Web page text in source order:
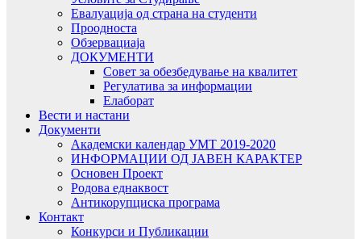
Евалуација од страна на студенти
Проодноста
Обзервациаја
ДОКУМЕНТИ
Совет за обезбедување на квалитет
Регулатива за информации
Елаборат
Вести и настани
Документи
Академски календар УМТ 2019-2020
ИНФОРМАЦИИ ОД ЈАВЕН КАРАКТЕР
Основен Проект
Родова еднаквост
Антикорупциска програма
Контакт
Конкурси и Публикации